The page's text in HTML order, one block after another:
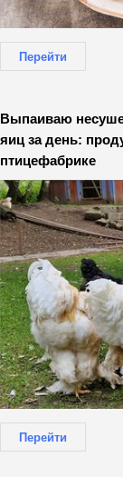
Перейти
Выпаиваю
яиц за день:
птицефабрике
Перейти